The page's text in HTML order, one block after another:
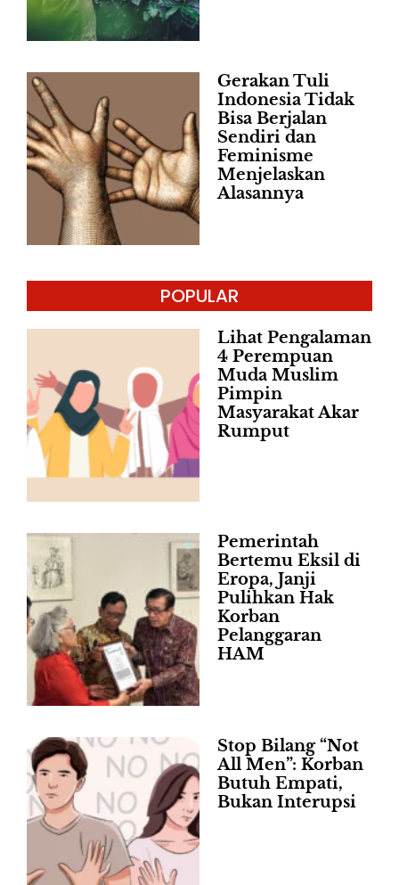
Gerakan Tuli
Indonesia Tidak
Bisa Berjalan
Sendiri dan
Feminisme
Menjelaskan
Alasannya
POPULAR
Lihat Pengalaman
4 Perempuan
Muda Muslim
Pimpin
Masyarakat Akar
Rumput
Pemerintah
Bertemu Eksil di
Eropa, Janji
Pulihkan Hak
Korban
Pelanggaran
HAM
Stop Bilang “Not
All Men”: Korban
Butuh Empati,
Bukan Interupsi